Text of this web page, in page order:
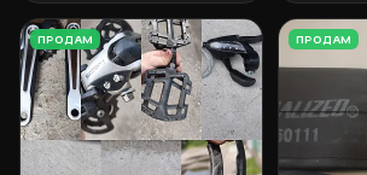
ПРОДАМ ПРОДАМ